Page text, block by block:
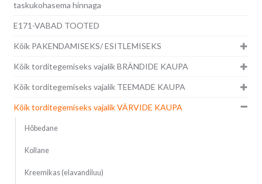
taskukohasema hinnaga
E171-VABAD TOOTED
Kõik PAKENDAMISEKS/ ESITLEMISEKS
Kõik torditegemiseks vajalik BRÄNDIDE KAUPA
Kõik torditegemiseks vajalik TEEMADE KAUPA
Kõik torditegemiseks vajalik VÄRVIDE KAUPA
Hõbedane
Kollane
Kreemikas (elavandiluu)